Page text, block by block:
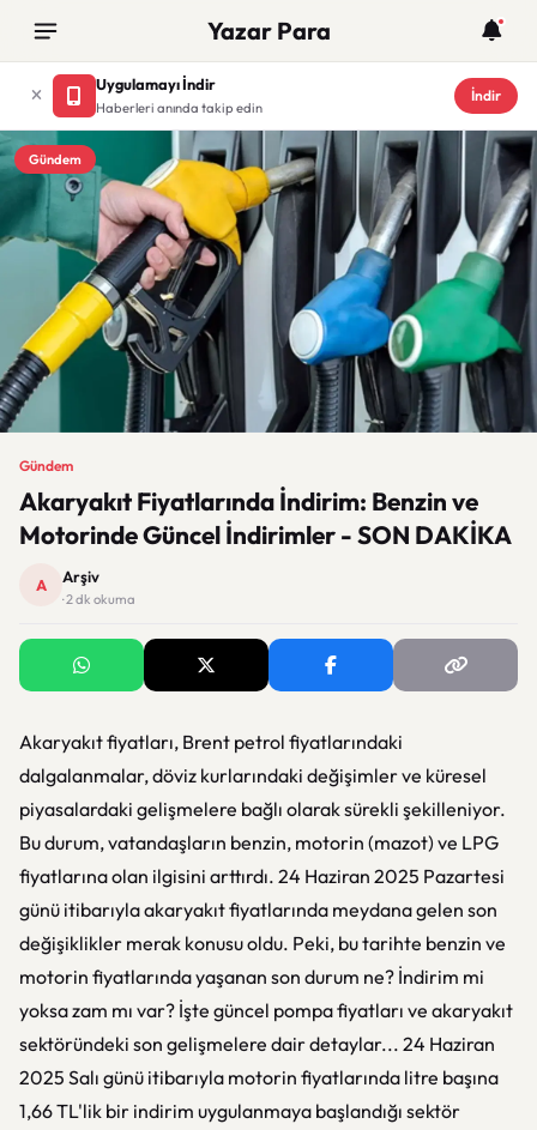
Yazar Para
Uygulamayı İndir
Haberleri anında takip edin
İndir
Gündem
Gündem
Akaryakıt Fiyatlarında İndirim: Benzin ve
Motorinde Güncel İndirimler - SON DAKİKA
A Arşiv
· 2 dk okuma
Akaryakıt fiyatları, Brent petrol fiyatlarındaki
dalgalanmalar, döviz kurlarındaki değişimler ve küresel
piyasalardaki gelişmelere bağlı olarak sürekli şekilleniyor.
Bu durum, vatandaşların benzin, motorin (mazot) ve LPG
fiyatlarına olan ilgisini arttırdı. 24 Haziran 2025 Pazartesi
günü itibarıyla akaryakıt fiyatlarında meydana gelen son
değişiklikler merak konusu oldu. Peki, bu tarihte benzin ve
motorin fiyatlarında yaşanan son durum ne? İndirim mi
yoksa zam mı var? İşte güncel pompa fiyatları ve akaryakıt
sektöründeki son gelişmelere dair detaylar... 24 Haziran
2025 Salı günü itibarıyla motorin fiyatlarında litre başına
1,66 TL'lik bir indirim uygulanmaya başlandığı sektör